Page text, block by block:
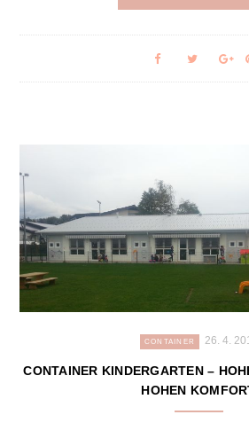
CONTAINER 26. 4.
CONTAINER KINDERGARTEN –
HOHEN